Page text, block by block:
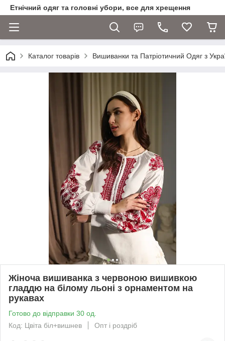
Етнічний одяг та головні убори, все для хрещення
Каталог товарів Вишиванки та Патріотичний Одяг з
Жіноча вишиванка з червоною вишивкою
гладдю на білому льоні з орнаментом на
рукавах
Готово до відправки 30 од.
Код: Цвіта біл+вишнев
Опт і роздріб